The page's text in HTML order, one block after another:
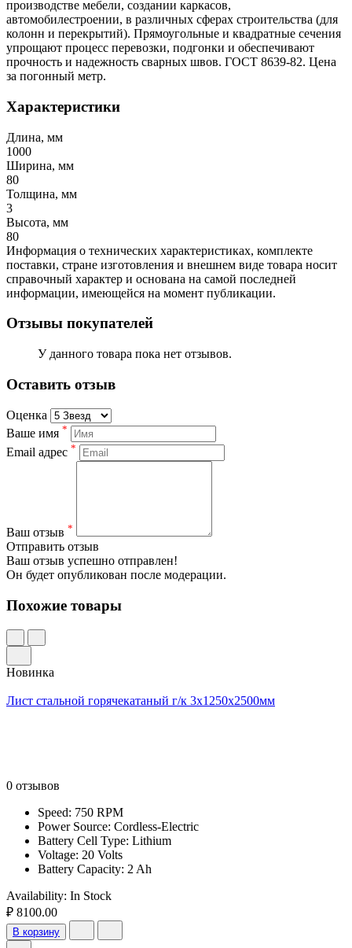
производстве мебели, создании каркасов,
автомобилестроении, в различных сферах строительства (для
колонн и перекрытий). Прямоугольные и квадратные сечения
упрощают процесс перевозки, подгонки и обеспечивают
прочность и надежность сварных швов. ГОСТ 8639-82. Цена
за погонный метр.
Характеристики
Длина, мм
1000
Ширина, мм
80
Толщина, мм
3
Высота, мм
80
Информация о технических характеристиках, комплекте
поставки, стране изготовления и внешнем виде товара носит
справочный характер и основана на самой последней
информации, имеющейся на момент публикации.
Отзывы покупателей
У данного товара пока нет отзывов.
Оставить отзыв
Оценка
Ваше имя *
Email адрес *
Ваш отзыв *
Отправить отзыв
Ваш отзыв успешно отправлен!
Он будет опубликован после модерации.
Похожие товары
Новинка
Лист стальной горячекатаный г/к 3х1250х2500мм
0 отзывов
Speed: 750 RPM
Power Source: Cordless-Electric
Battery Cell Type: Lithium
Voltage: 20 Volts
Battery Capacity: 2 Ah
Availability: In Stock
₽ 8100.00
В корзину